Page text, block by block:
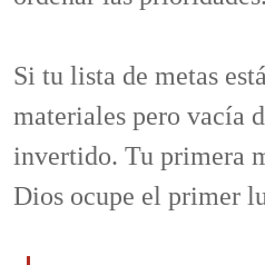
Si tu lista de metas
materiales pero vacía
invertido. Tu primera
Dios ocupe el primer